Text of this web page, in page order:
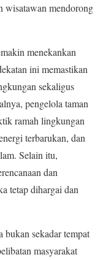
wisatawan mendorong
menekankan
ini memastikan
sekaligus
pengelola taman
ramah lingkungan
terbarukan, dan
Selain itu,
dan
tetap dihargai dan
bukan sekadar tempat
masyarakat